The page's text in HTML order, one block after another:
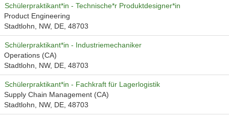
Schülerpraktikant*in - Technische*r Produktdesigner*in
Product Engineering
Stadtlohn, NW, DE, 48703
Schülerpraktikant*in - Industriemechaniker
Operations (CA)
Stadtlohn, NW, DE, 48703
Schülerpraktikant*in - Fachkraft für Lagerlogistik
Supply Chain Management (CA)
Stadtlohn, NW, DE, 48703